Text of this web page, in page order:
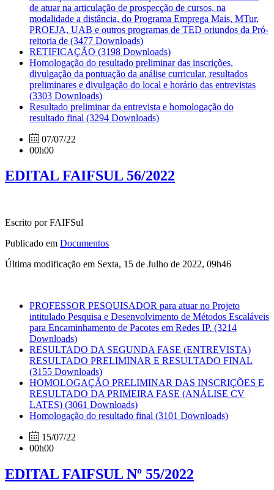
de atuar na articulação de prospecção de cursos, na
modalidade a distância, do Programa Emprega Mais, MTur,
PROEJA, UAB e outros programas de TED oriundos da Pró-
reitoria de (3477 Downloads)
RETIFICAÇÃO (3198 Downloads)
Homologação do resultado preliminar das inscrições,
divulgação da pontuação da análise curricular, resultados
preliminares e divulgação do local e horário das entrevistas
(3303 Downloads)
Resultado preliminar da entrevista e homologação do
resultado final (3294 Downloads)
07/07/22
00h00
EDITAL FAIFSUL 56/2022
Escrito por FAIFSul
Publicado em Documentos
Última modificação em Sexta, 15 de Julho de 2022, 09h46
PROFESSOR PESQUISADOR para atuar no Projeto
intitulado Pesquisa e Desenvolvimento de Métodos Escaláveis
para Encaminhamento de Pacotes em Redes IP. (3214
Downloads)
RESULTADO DA SEGUNDA FASE (ENTREVISTA)
RESULTADO PRELIMINAR E RESULTADO FINAL
(3155 Downloads)
HOMOLOGAÇÃO PRELIMINAR DAS INSCRIÇÕES E
RESULTADO DA PRIMEIRA FASE (ANÁLISE CV
LATES) (3061 Downloads)
Homologação do resultado final (3101 Downloads)
15/07/22
00h00
EDITAL FAIFSUL Nº 55/2022